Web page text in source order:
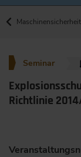
Maschinensicherheit
Seminar
Richtlinie